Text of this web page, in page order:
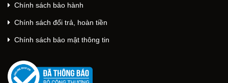
Chính sách bảo hành
Chính sách đổi trả, hoàn tiền
Chính sách bảo mật thông tin